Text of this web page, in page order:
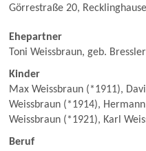
Görrestraße 20,
Ehepartner
Toni Weissbraun, geb.
Kinder
Max Weissbraun (*1911),
Weissbraun (*1914),
Weissbraun (*1921), Karl
Beruf